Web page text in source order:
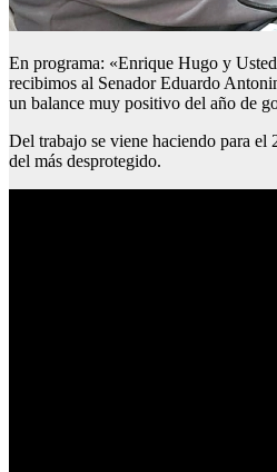
En programa: «Enrique Hugo y
recibimos al Senador Eduardo
un balance muy positivo del año de
Del trabajo se viene haciendo para el
del más desprotegido.